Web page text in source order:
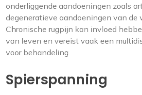
onderliggende aandoeningen zoals
degeneratieve aandoeningen van de
Chronische rugpijn kan invloed
van leven en vereist vaak een
voor behandeling.
Spierspanning